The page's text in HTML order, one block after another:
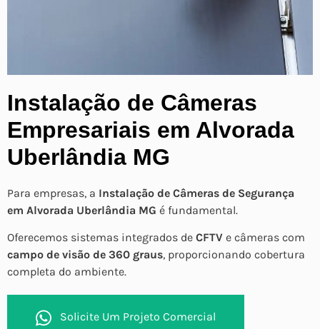
Instalação de Câmeras
Empresariais em Alvorada
Uberlândia MG
Para empresas, a Instalação de Câmeras de Segurança
em Alvorada Uberlândia MG é fundamental.
Oferecemos sistemas integrados de CFTV e câmeras com
campo de visão de 360 graus, proporcionando cobertura
completa do ambiente.
Solicite Um Projeto Comercial